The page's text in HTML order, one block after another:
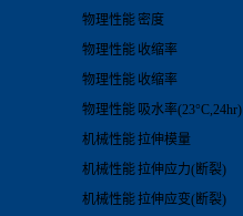
物理性能密度
物理性能 收缩率
物理性能 收缩率
物理性能 吸水率(23°C,24hr)
机械性能拉伸模量
机械性能拉伸应力(断裂)
机械性能拉伸应变(断裂)